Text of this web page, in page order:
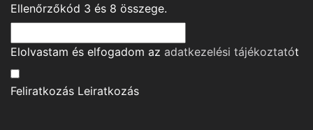
Ellenőrzőkód 3 és 8 összege.
Elolvastam és elfogadom az adatkezelési tájékoztatót
Feliratkozás Leiratkozás